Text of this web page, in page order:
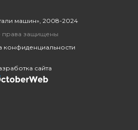
машин», 2008-2024
права защищены
конфиденциальности
сайта